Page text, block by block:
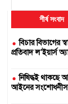
শীর্ষ সংবাদ
বিচার বিভাগের
প্রতিবাদ ল’ইয়ার্স
নিষিদ্ধই থাকছে
আইনের